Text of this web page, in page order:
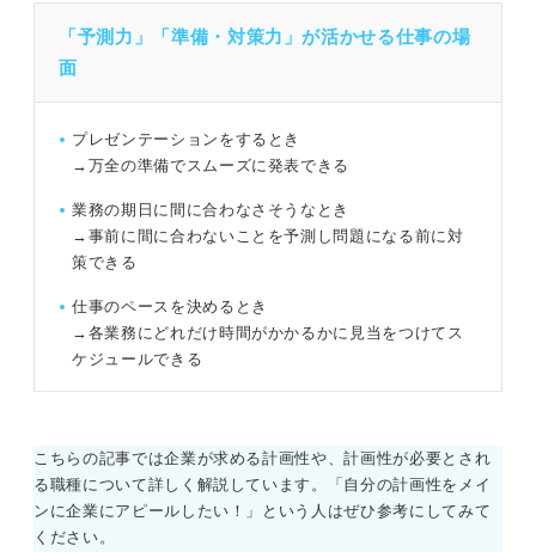
「予測力」「準備・対策力」が活かせる仕事の場
面
プレゼンテーションをするとき
→万全の準備でスムーズに発表できる
業務の期日に間に合わなさそうなとき
→事前に間に合わないことを予測し問題になる前に対
策できる
仕事のペースを決めるとき
→各業務にどれだけ時間がかかるかに見当をつけてス
ケジュールできる
こちらの記事では企業が求める計画性や、計画性が必要とされ
る職種について詳しく解説しています。「自分の計画性をメイ
ンに企業にアピールしたい！」という人はぜひ参考にしてみて
ください。